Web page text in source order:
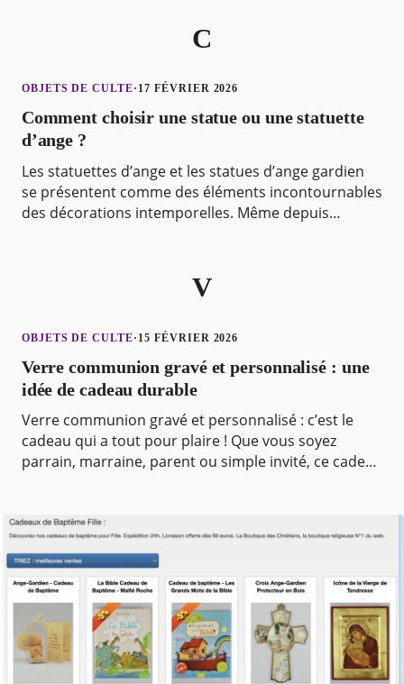
C
OBJETS DE CULTE· 17 FÉVRIER 2026
Comment choisir une statue ou une statuette
d’ange ?
Les statuettes d’ange et les statues d’ange gardien
se présentent comme des éléments incontournables
des décorations intemporelles. Même depuis
V
OBJETS DE CULTE· 15 FÉVRIER 2026
Verre communion gravé et personnalisé : une
idée de cadeau durable
Verre communion gravé et personnalisé : c’est le
cadeau qui a tout pour plaire ! Que vous soyez
parrain, marraine, parent ou simple invité, ce cadeau